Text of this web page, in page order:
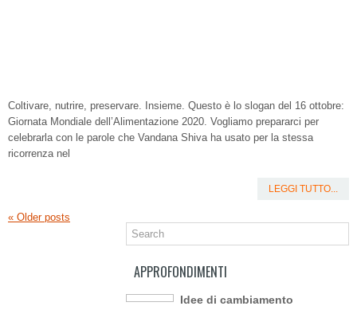
Coltivare, nutrire, preservare. Insieme. Questo è lo slogan del 16 ottobre:
Giornata Mondiale dell’Alimentazione 2020. Vogliamo prepararci per
celebrarla con le parole che Vandana Shiva ha usato per la stessa
ricorrenza nel
LEGGI TUTTO...
« Older posts
APPROFONDIMENTI
Idee di cambiamento